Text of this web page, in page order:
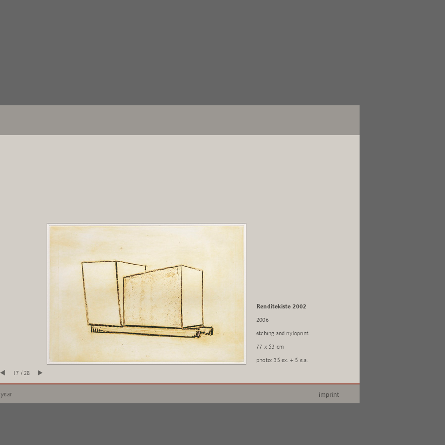
Renditekiste 2002
2006
etching and nyloprint
77 x 53 cm
photo: 35 ex. + 5 e.a.
17 / 28